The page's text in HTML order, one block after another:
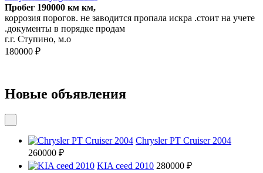
Пробег 190000 км км,
коррозия порогов. не заводится пропала искра .стоит на учете
.документы в порядке продам
г.г. Ступино, м.о
180000 ₽
Новые объявления
Chrysler PT Cruiser 2004
260000 ₽
KIA ceed 2010 280000 ₽